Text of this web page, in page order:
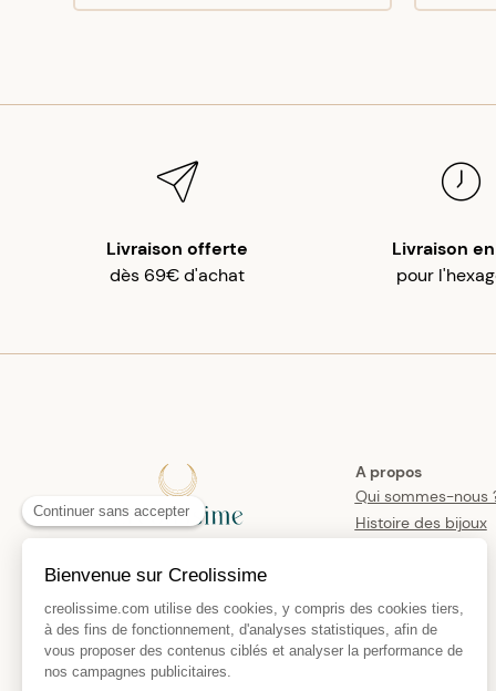
Livraison offerte
dès 69€ d'achat
Livraison
pour
A propos
Qui sommes-nous
Histoire des bijoux